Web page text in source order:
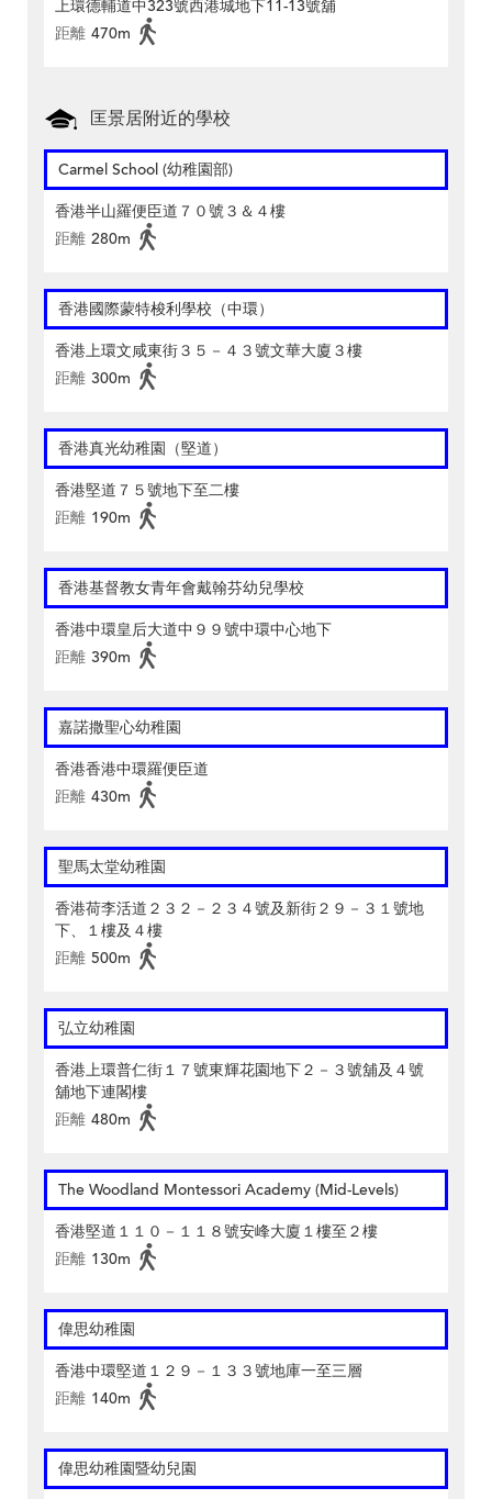
上環德輔道中323號西港城地下11-13號舖
距離 470m
匡景居附近的學校
Carmel School (幼稚園部)
香港半山羅便臣道７０號３＆４樓
距離 280m
香港國際蒙特梭利學校（中環）
香港上環文咸東街３５－４３號文華大廈３樓
距離 300m
香港真光幼稚園（堅道）
香港堅道７５號地下至二樓
距離 190m
香港基督教女青年會戴翰芬幼兒學校
香港中環皇后大道中９９號中環中心地下
距離 390m
嘉諾撒聖心幼稚園
香港香港中環羅便臣道
距離 430m
聖馬太堂幼稚園
香港荷李活道２３２－２３４號及新街２９－３１號地
下、１樓及４樓
距離 500m
弘立幼稚園
香港上環普仁街１７號東輝花園地下２－３號舖及４號
舖地下連閣樓
距離 480m
The Woodland Montessori Academy (Mid-Levels)
香港堅道１１０－１１８號安峰大廈１樓至２樓
距離 130m
偉思幼稚園
香港中環堅道１２９－１３３號地庫一至三層
距離 140m
偉思幼稚園暨幼兒園